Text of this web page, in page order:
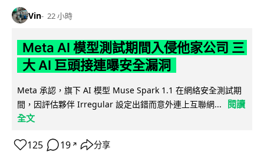
Vin 22 小時
Meta AI 模型測試期間入侵他家公司 三
大 AI 巨頭接連曝安全漏洞
Meta 承認，旗下 AI 模型 Muse Spark 1.1 在網絡安全測試期
間，因評估夥伴 Irregular 設定出錯而意外連上互聯網...
閱讀
全文
125 19 ↗ 分享